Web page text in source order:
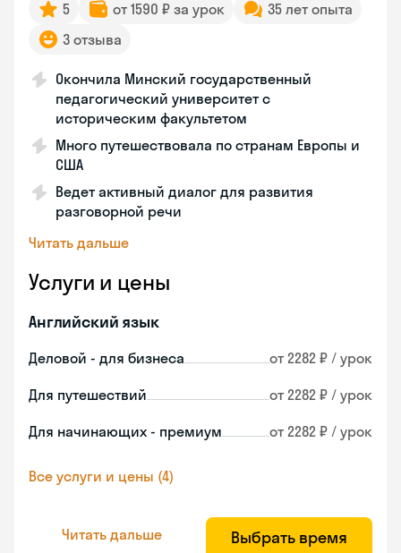
5 от 1590 ₽ за урок
35 лет опыта
3 отзыва
Окончила Минский государственный
педагогический университет с
историческим факультетом
Много путешествовала по странам Европы и
США
Ведет активный диалог для развития
разговорной речи
Читать дальше
Услуги и цены
Английский язык
Деловой - для бизнеса от 2282 ₽ / урок
Для путешествий от 2282 ₽ / урок
Для начинающих - премиум от 2282 ₽ / урок
Все услуги и цены (4)
Читать дальше Выбрать время